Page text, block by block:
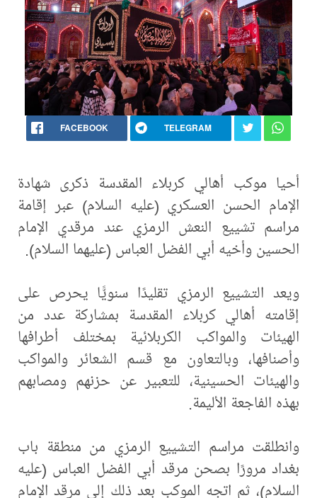
FACEBOOK TELEGRAM
أحيا موكب أهالي كربلاء المقدسة ذكرى شهادة
الإمام الحسن العسكري (عليه السلام) عبر إقامة
مراسم تشييع النعش الرمزي عند مرقدي الإمام
الحسين وأخيه أبي الفضل العباس (عليهما السلام).
ويعد التشييع الرمزي تقليدًا سنويًّا يحرص على
إقامته أهالي كربلاء المقدسة بمشاركة عدد من
الهيئات والمواكب الكربلائية بمختلف أطرافها
وأصنافها، وبالتعاون مع قسم الشعائر والمواكب
والهيئات الحسينية، للتعبير عن حزنهم ومصابهم
بهذه الفاجعة الأليمة.
وانطلقت مراسم التشييع الرمزي من منطقة باب
بغداد مرورًا بصحن مرقد أبي الفضل العباس (عليه
السلام)، ثم اتجه الموكب بعد ذلك إلى مرقد الإمام